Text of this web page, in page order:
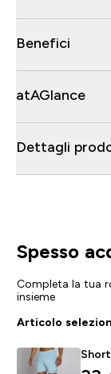
Benefici
atAGlance
Dettagli
Spesso
Completa la tua
insieme
Articolo